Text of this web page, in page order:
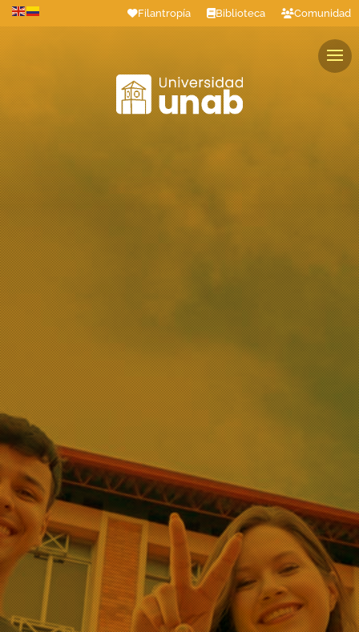
Filantropía Biblioteca Comunidad
Estudiantes Profesores Colaboradores Graduados